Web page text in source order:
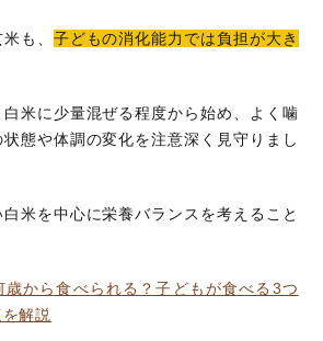
も、 子どもの消化能力では負担が大き
米に少量混ぜる程度から始め、よく噛
態や体調の変化を注意深く見守りまし
米を中心に栄養バランスを考えること
歳から食べられる？子どもが食べる3つ
解説